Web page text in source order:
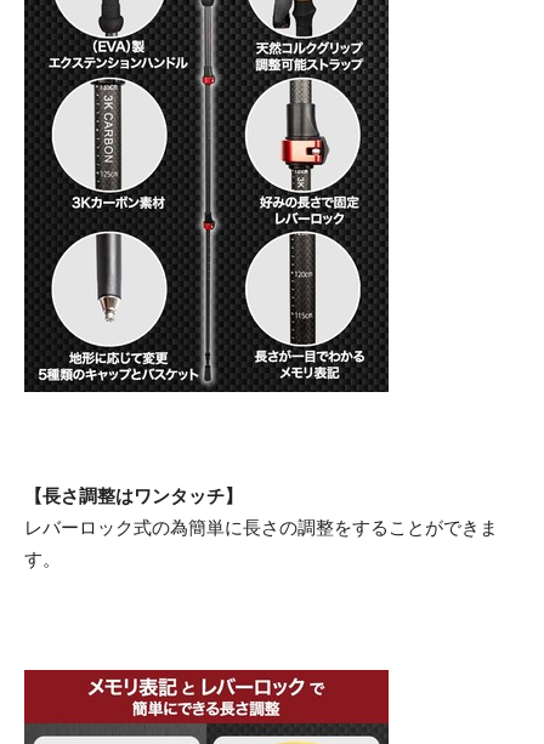
【長さ調整はワンタッチ】
レバーロック式の為簡単に長さの調整をすることができま
す。